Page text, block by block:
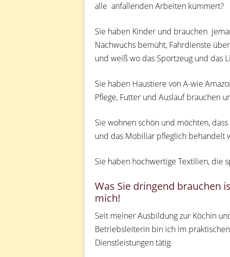
alle anfallenden Arbeiten kümmert?
Sie haben Kinder und brauchen
Nachwuchs bemüht, Fahrdienste
und weiß wo das Sportzeug und das
Sie haben Haustiere von A-wie
Pflege, Futter und Auslauf brauchen
Sie wohnen schön und möchten,
und das Mobiliar pfleglich behandelt
Sie haben hochwertige Textilien, die
Was Sie dringend brauchen
mich!
Seit meiner Ausbildung zur Köchin
Betriebsleiterin bin ich im
Dienstleistungen tätig.